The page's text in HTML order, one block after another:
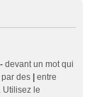
- devant un mot qui
des
entre
Utilisez le